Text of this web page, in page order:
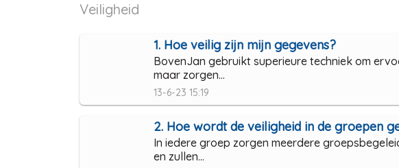
Veiligheid
1. Hoe veilig zijn mijn gegevens?
BovenJan gebruikt superieure techniek om
maar zorgen...
13-6-23 15:19
2. Hoe wordt de veiligheid in de groepen
In iedere groep zorgen meerdere
en zullen...